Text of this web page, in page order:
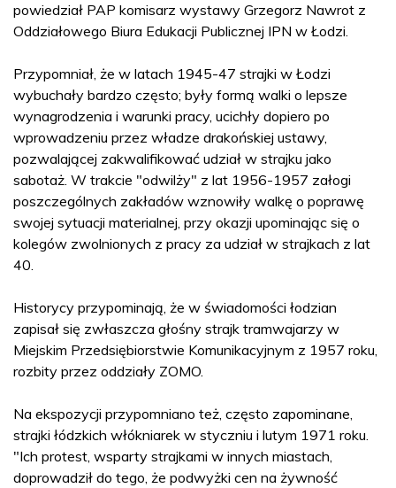
powiedział PAP komisarz wystawy Grzegorz Nawrot z
Oddziałowego Biura Edukacji Publicznej IPN w Łodzi.
Przypomniał, że w latach 1945-47 strajki w Łodzi
wybuchały bardzo często; były formą walki o lepsze
wynagrodzenia i warunki pracy, ucichły dopiero po
wprowadzeniu przez władze drakońskiej ustawy,
pozwalającej zakwalifikować udział w strajku jako
sabotaż. W trakcie "odwilży" z lat 1956-1957 załogi
poszczególnych zakładów wznowiły walkę o poprawę
swojej sytuacji materialnej, przy okazji upominając się o
kolegów zwolnionych z pracy za udział w strajkach z lat
40.
Historycy przypominają, że w świadomości łodzian
zapisał się zwłaszcza głośny strajk tramwajarzy w
Miejskim Przedsiębiorstwie Komunikacyjnym z 1957 roku,
rozbity przez oddziały ZOMO.
Na ekspozycji przypomniano też, często zapominane,
strajki łódzkich włókniarek w styczniu i lutym 1971 roku.
"Ich protest, wsparty strajkami w innych miastach,
doprowadził do tego, że podwyżki cen na żywność